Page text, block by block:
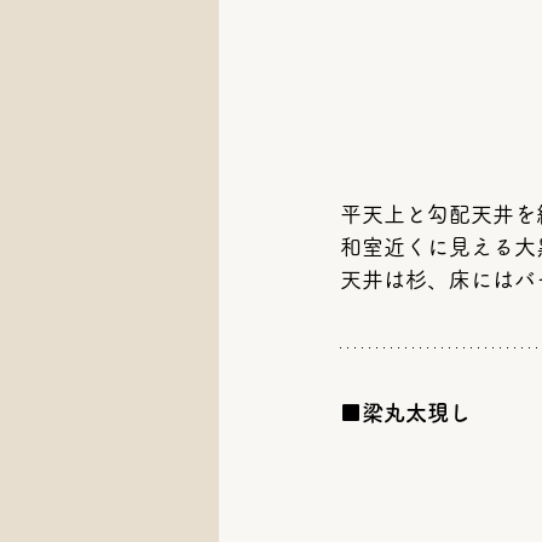
平天上と勾配天井
和室近くに見える
天井は杉、床には
■梁丸太現し